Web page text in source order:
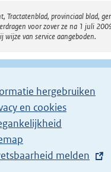
provinciaal blad,
voor zover ze na 1 juli
wijze van service aangeboden.
hergebruiken
en cookies
melden